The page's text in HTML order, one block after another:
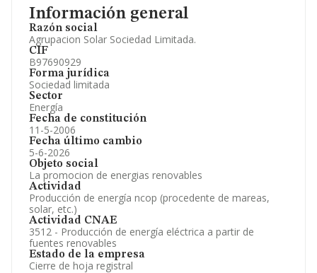
Información general
Razón social
Agrupacion Solar Sociedad Limitada.
CIF
B97690929
Forma jurídica
Sociedad limitada
Sector
Energía
Fecha de constitución
11-5-2006
Fecha último cambio
5-6-2026
Objeto social
La promocion de energias renovables
Actividad
Producción de energía ncop (procedente de mareas,
solar, etc.)
Actividad CNAE
3512 - Producción de energía eléctrica a partir de
fuentes renovables
Estado de la empresa
Cierre de hoja registral
Información oficial y registral complementaria.